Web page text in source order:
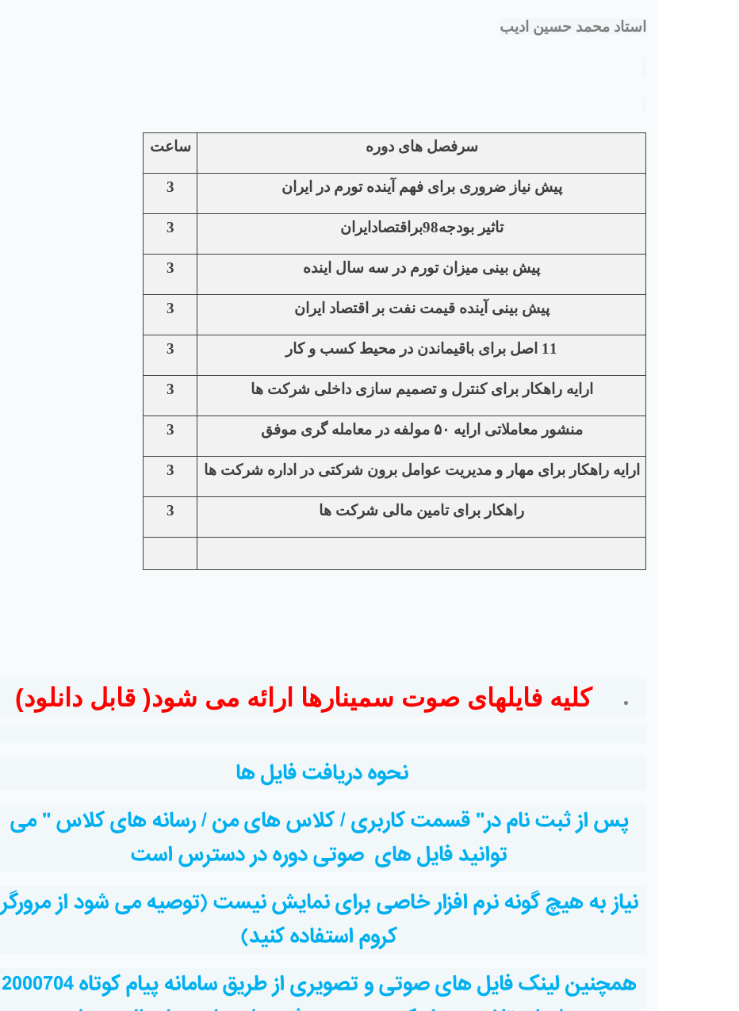
استاد محمد حسین ادیب
سرفصل های دوره ساعت
پیش نیاز ضروری برای فهم آینده تورم در ایران 3
تاثیر بودجه98براقتصادایران 3
پیش بینی میزان تورم در سه سال اینده 3
پیش بینی آینده قیمت نفت بر اقتصاد ایران 3
11 اصل برای باقیماندن در محیط کسب و کار 3
ارایه راهکار برای کنترل و تصمیم سازی داخلی شرکت ها 3
منشور معاملاتی ارایه ۵۰ مولفه در معامله گری موفق 3
ارایه راهکار برای مهار و مدیریت عوامل برون شرکتی در اداره شرکت ها 3
راهکار برای تامین مالی شرکت ها 3
کلیه فایلهای صوت سمینارها ارائه می شود( قابل دانلود)
نحوه دریافت فایل ها
پس از ثبت نام در" قسمت کاربری / کلاس های من / رسانه های کلاس " می
توانید فایل های صوتی دوره در دسترس است
نیاز به هیچ گونه نرم افزار خاصی برای نمایش نیست (توصیه می شود از مرورگر
کروم استفاده کنید)
همچنین لینک فایل های صوتی و تصویری از طریق سامانه پیام کوتاه 2000704